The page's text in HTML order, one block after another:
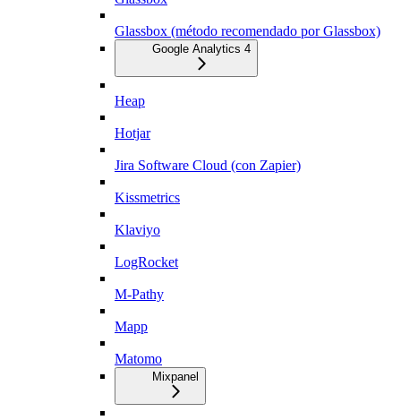
Glassbox (método recomendado por Glassbox)
Google Analytics 4
Heap
Hotjar
Jira Software Cloud (con Zapier)
Kissmetrics
Klaviyo
LogRocket
M-Pathy
Mapp
Matomo
Mixpanel